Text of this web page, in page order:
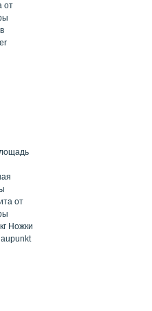
от
от
Ножки